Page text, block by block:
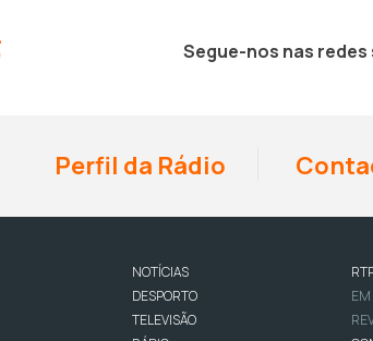
Segue-nos nas redes
Perfil da Rádio
NOTÍCIAS
DESPORTO
TELEVISÃO